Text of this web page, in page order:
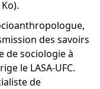
des savoirs
de sociologie à
le LASA-UFC.
de